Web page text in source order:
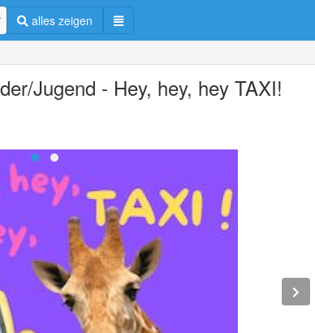
alles zeigen
Jugend - Hey, hey, hey TAXI!